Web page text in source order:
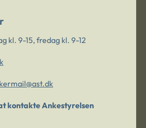
kl. 9-15, fredag kl. 9-12
kontakte Ankestyrelsen